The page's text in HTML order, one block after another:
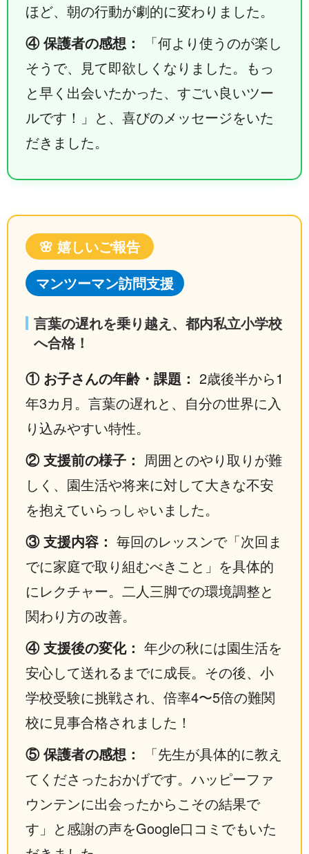
ほど、朝の行動が劇的に変わりました。
④ 保護者の感想：
「何より使うのが楽し
そうで、見て即欲しくなりました。もっ
と早く出会いたかった、すごい良いツー
ルです！」と、喜びのメッセージをいた
だきました。
🌸 嬉しいご報告
マンツーマン訪問支援
言葉の遅れを乗り越え、都内私立小学校
へ合格！
① お子さんの年齢・課題： 2歳後半から1
年3カ月。言葉の遅れと、自分の世界に入
り込みやすい特性。
② 支援前の様子： 周囲とのやり取りが難
しく、園生活や将来に対して大きな不安
を抱えていらっしゃいました。
③ 支援内容： 毎回のレッスンで「次回ま
でに家庭で取り組むべきこと」を具体的
にレクチャー。二人三脚での環境調整と
関わり方の改善。
④ 支援後の変化： 年少の秋には園生活を
安心して送れるまでに成長。その後、小
学校受験に挑戦され、倍率4〜5倍の難関
校に見事合格されました！
⑤ 保護者の感想：
「先生が具体的に教え
てくださったおかげです。ハッピーファ
ウンテンに出会ったからこその結果で
す」と感謝の声をGoogle口コミでもいた